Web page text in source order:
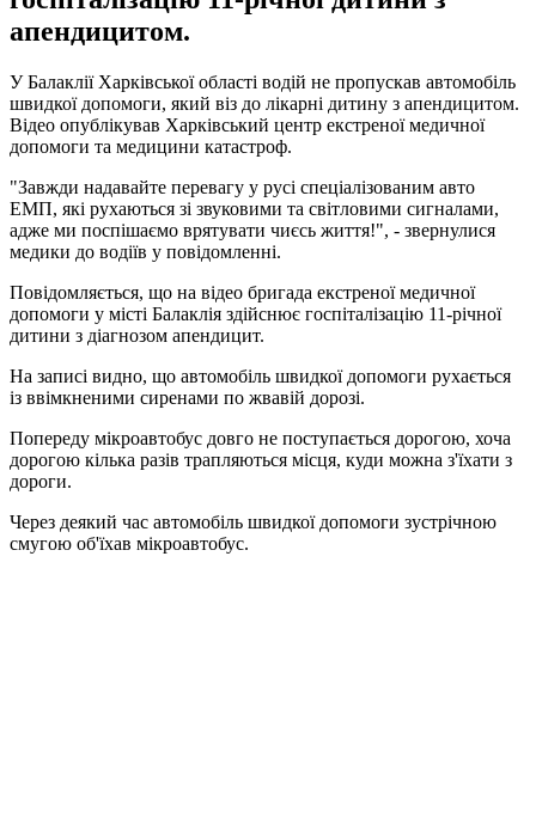
апендицитом.
У Балаклії Харківської області водій не пропускав автомобіль
швидкої допомоги, який віз до лікарні дитину з апендицитом.
Відео опублікував Харківський центр екстреної медичної
допомоги та медицини катастроф.
"Завжди надавайте перевагу у русі спеціалізованим авто
ЕМП, які рухаються зі звуковими та світловими сигналами,
адже ми поспішаємо врятувати чиєсь життя!", - звернулися
медики до водіїв у повідомленні.
Повідомляється, що на відео бригада екстреної медичної
допомоги у місті Балаклія здійснює госпіталізацію 11-річної
дитини з діагнозом апендицит.
На записі видно, що автомобіль швидкої допомоги рухається
із ввімкненими сиренами по жвавій дорозі.
Попереду мікроавтобус довго не поступається дорогою, хоча
дорогою кілька разів трапляються місця, куди можна з'їхати з
дороги.
Через деякий час автомобіль швидкої допомоги зустрічною
смугою об'їхав мікроавтобус.